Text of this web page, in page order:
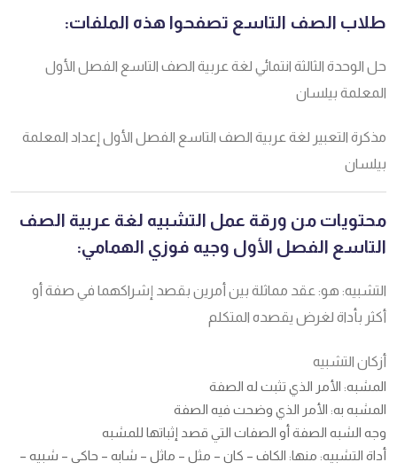
طلاب الصف التاسع تصفحوا هذه الملفات:
حل الوحدة الثالثة انتمائي لغة عربية الصف التاسع الفصل الأول
المعلمة بيلسان
مذكرة التعبير لغة عربية الصف التاسع الفصل الأول إعداد المعلمة
بيلسان
محتويات من ورقة عمل التشبيه لغة عربية الصف
التاسع الفصل الأول وجيه فوزي الهمامي:
التشبيه: هو: عقد مماثلة بين أمرين بقصد إشراكهما في صفة أو
أكثر بأداة لغرض يقصده المتكلم
أزكان التشبيه
المشبه: الأمر الذي تثبت له الصفة
المشبه به: الأمر الذي وضحت فيه الصفة
وجه الشبه الصفة أو الصفات التي قصد إثباتها للمشبه
أداة التشبيه: منها: الكاف – كان – مثل – ماثل – شابه – حاکی – شبيه –